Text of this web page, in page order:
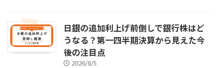
日銀の追加利上げ前倒しで銀行株はど
うなる？第一四半期決算から見えた今
後の注目点
2026/8/5